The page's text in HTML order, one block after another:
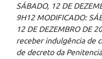
SÁBADO, 12 DE
9H12 MODIFICADO:
12 DE DEZEMBRO DE
receber indulgência de
de decreto da